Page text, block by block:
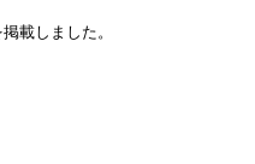
載しました。